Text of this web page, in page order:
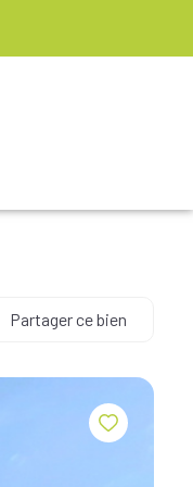
Partager ce bien